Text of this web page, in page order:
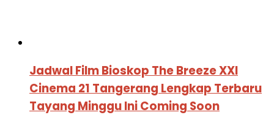
Jadwal Film Bioskop The Breeze XXI
Cinema 21 Tangerang Lengkap Terbaru
Tayang Minggu Ini Coming Soon